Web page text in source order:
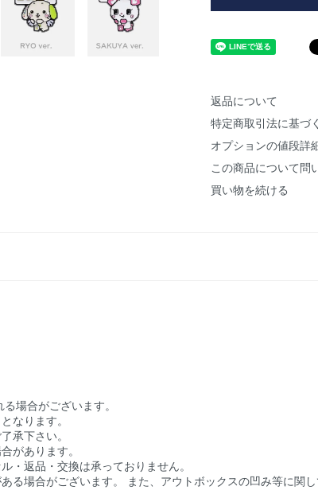
返品について
特定商取引法に基づ
オプションの値段詳
この商品について問
買い物を続ける
場合がございます。
なります。
承下さい。
があります。
・返品・交換は承っておりません。
る場合がございます。 また、アウトボックスの凹み等に関